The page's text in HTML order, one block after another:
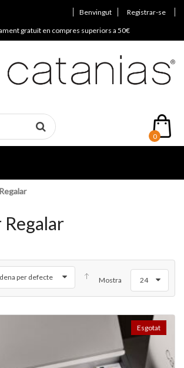
Benvingut Registrar-se
gratuït en compres superiors a 50€
0
Regalar
per defecte Mostra 24
Esgotat